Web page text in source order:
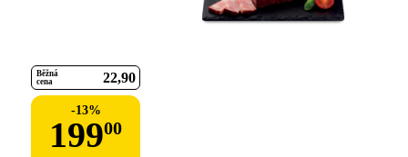
Běžná
cena
22 90
-13%
19900